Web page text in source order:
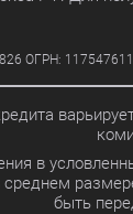
ОГРН:
в
среднем
быть